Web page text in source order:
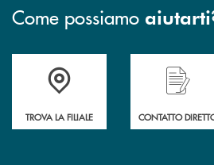
Come possiamo aiutarti
Accedi all' elenco completo delle filiali
TROVA LA FILIALE
Hai bisogno di
CONTATTO